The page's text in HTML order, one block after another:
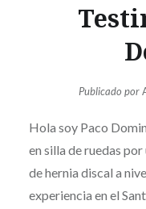
Publicado por
Hola soy Paco
en silla de ruedas
de hernia discal a
experiencia en el